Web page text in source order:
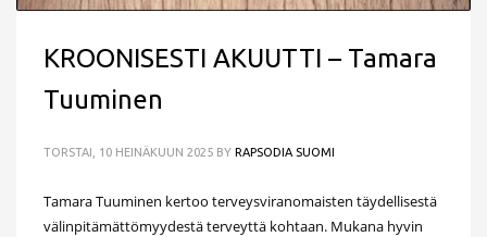
KROONISESTI AKUUTTI – Tamara
Tuuminen
TORSTAI, 10 HEINÄKUUN 2025 BY RAPSODIA SUOMI
Tamara Tuuminen kertoo terveysviranomaisten täydellisestä
välinpitämättömyydestä terveyttä kohtaan. Mukana hyvin